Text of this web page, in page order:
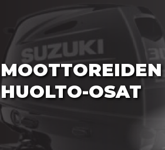
MOOTTOREIDEN
HUOLTO-OSAT